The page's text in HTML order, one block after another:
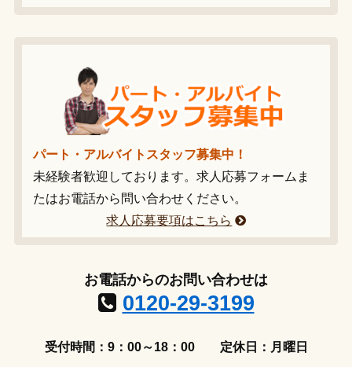
パート・アルバイトスタッフ募集中！
未経験者歓迎しております。求人応募フォームま
たはお電話から問い合わせください。
求人応募要項はこちら
お電話からのお問い合わせは
0120-29-3199
受付時間：9：00～18：00 定休日：月曜日